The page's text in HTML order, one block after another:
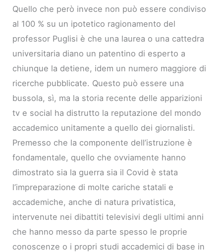
Quello che però invece non può essere condiviso
al 100 % su un ipotetico ragionamento del
professor Puglisi è che una laurea o una cattedra
universitaria diano un patentino di esperto a
chiunque la detiene, idem un numero maggiore di
ricerche pubblicate. Questo può essere una
bussola, sì, ma la storia recente delle apparizioni
tv e social ha distrutto la reputazione del mondo
accademico unitamente a quello dei giornalisti.
Premesso che la componente dell’istruzione è
fondamentale, quello che ovviamente hanno
dimostrato sia la guerra sia il Covid è stata
l’impreparazione di molte cariche statali e
accademiche, anche di natura privatistica,
intervenute nei dibattiti televisivi degli ultimi anni
che hanno messo da parte spesso le proprie
conoscenze o i propri studi accademici di base in